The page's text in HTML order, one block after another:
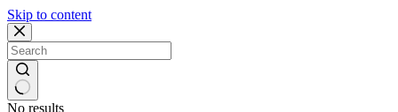
Skip to content
No results